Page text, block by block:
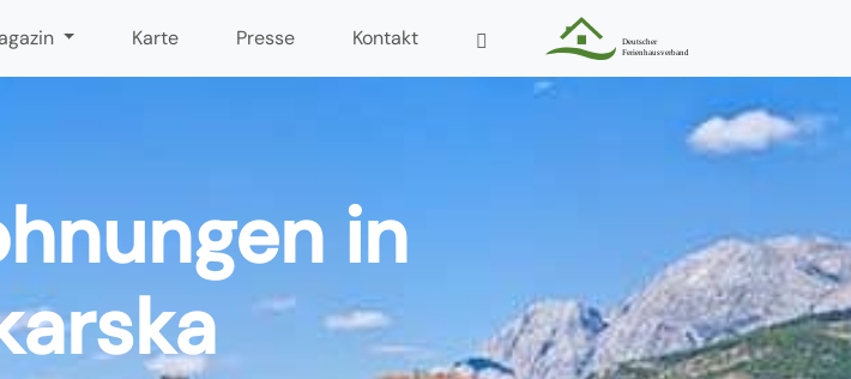
Karte Presse Kontakt
in